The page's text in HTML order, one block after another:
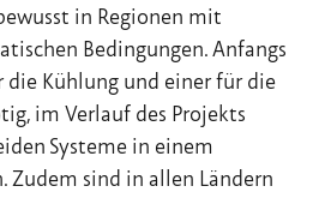
in Regionen mit
Bedingungen. Anfangs
Kühlung und einer für die
im Verlauf des Projekts
Systeme in einem
Zudem sind in allen Ländern